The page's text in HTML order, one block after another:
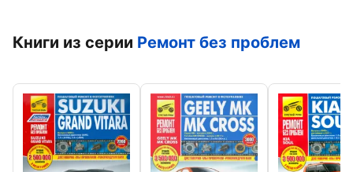
Книги из серии Ремонт без проблем